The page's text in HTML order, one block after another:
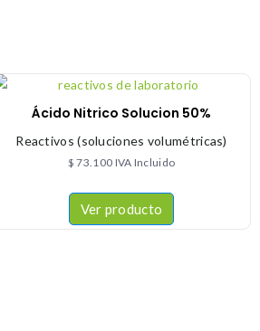
Ácido Nitrico Solucion 50%
Reactivos (soluciones volumétricas)
$ 73.100 IVA Incluido
Ver producto